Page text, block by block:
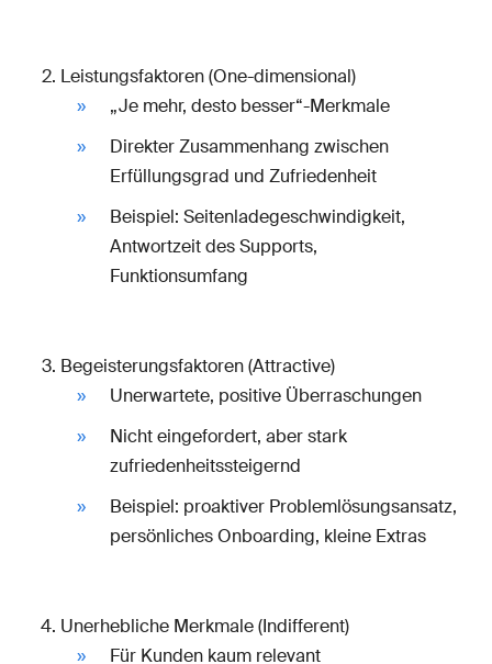
Leistungsfaktoren (One-dimensional)
„Je mehr, desto besser“-Merkmale
Direkter Zusammenhang zwischen
Erfüllungsgrad und Zufriedenheit
Beispiel: Seitenladegeschwindigkeit,
Antwortzeit des Supports,
Funktionsumfang
Begeisterungsfaktoren (Attractive)
Unerwartete, positive Überraschungen
Nicht eingefordert, aber stark
zufriedenheitssteigernd
Beispiel: proaktiver Problemlösungsansatz,
persönliches Onboarding, kleine Extras
Unerhebliche Merkmale (Indifferent)
Für Kunden kaum relevant